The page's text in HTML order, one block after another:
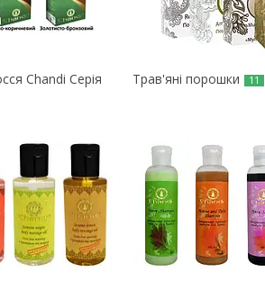
Chandi Серія
Трав'яні порошки 11